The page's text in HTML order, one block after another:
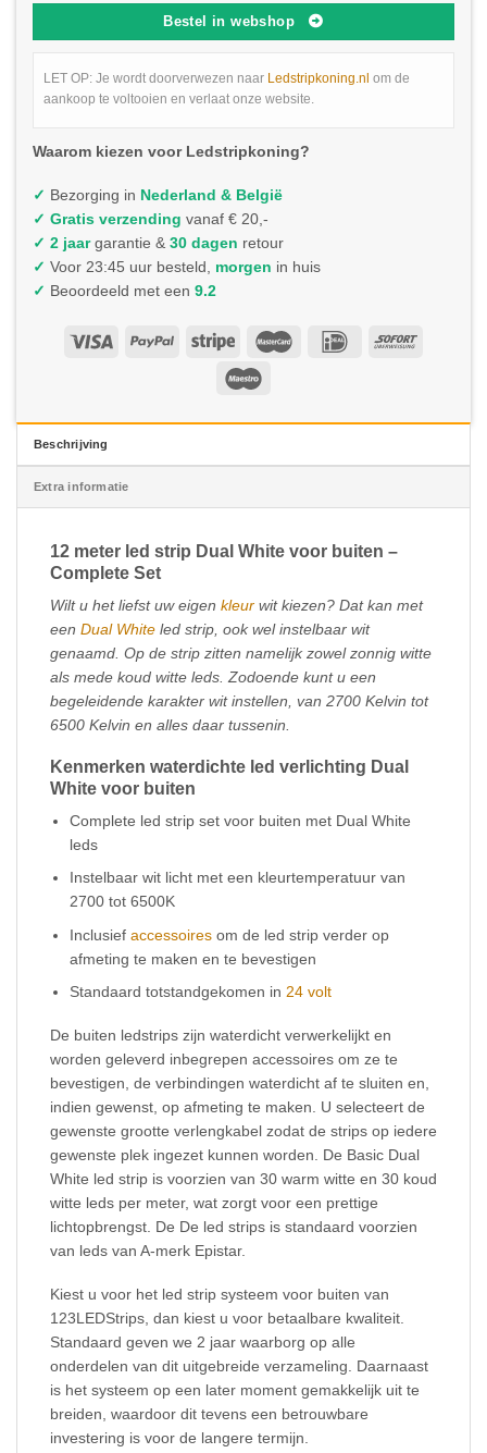
Bestel in webshop
LET OP: Je wordt doorverwezen naar Ledstripkoning.nl om de
aankoop te voltooien en verlaat onze website.
Waarom kiezen voor Ledstripkoning?
✓ Bezorging in Nederland & België
✓ Gratis verzending vanaf € 20,-
✓ 2 jaargarantie & 30 dagen retour
✓ Voor 23:45 uur besteld, morgen in huis
✓ Beoordeeld met een 9.2
Beschrijving
Extra informatie
12 meter led strip Dual White voor buiten –
Complete Set
Wilt u het liefst uw eigen kleur wit kiezen? Dat kan met
een Dual White led strip, ook wel instelbaar wit
genaamd. Op de strip zitten namelijk zowel zonnig witte
als mede koud witte leds. Zodoende kunt u een
begeleidende karakter wit instellen, van 2700 Kelvin tot
6500 Kelvin en alles daar tussenin.
Kenmerken waterdichte led verlichting Dual
White voor buiten
Complete led strip set voor buiten met Dual White
leds
Instelbaar wit licht met een kleurtemperatuur van
2700 tot 6500K
Inclusiefaccessoires om de led strip verder op
afmeting te maken en te bevestigen
Standaard totstandgekomen in 24 volt
De buiten ledstrips zijn waterdicht verwerkelijkt en
worden geleverd inbegrepen accessoires om ze te
bevestigen, de verbindingen waterdicht af te sluiten en,
indien gewenst, op afmeting te maken. U selecteert de
gewenste grootte verlengkabel zodat de strips op iedere
gewenste plek ingezet kunnen worden. De Basic Dual
White led strip is voorzien van 30 warm witte en 30 koud
witte leds per meter, wat zorgt voor een prettige
lichtopbrengst. De De led strips is standaard voorzien
van leds van A-merk Epistar.
Kiest u voor het led strip systeem voor buiten van
123LEDStrips, dan kiest u voor betaalbare kwaliteit.
Standaard geven we 2 jaar waarborg op alle
onderdelen van dit uitgebreide verzameling. Daarnaast
is het systeem op een later moment gemakkelijk uit te
breiden, waardoor dit tevens een betrouwbare
investering is voor de langere termijn.